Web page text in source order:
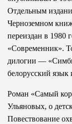
Отдельным
Черноземном
переиздан в 1980
«Современник».
дилогии —
белорусский
Роман «Самый
Ульяновых, о
Повествование